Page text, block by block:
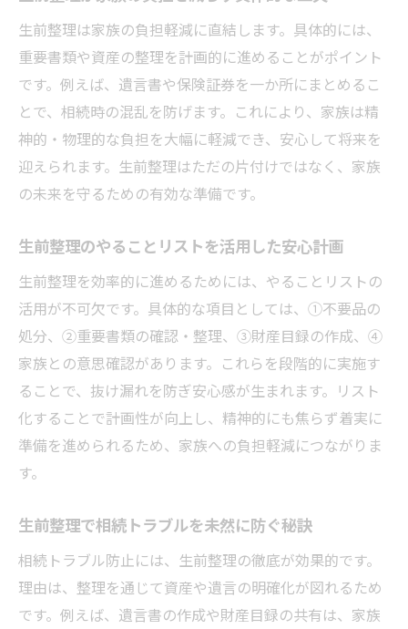
20代から考える生前整理の新常識
20代から始める生前整理が持つ本当の魅力
生前整理は若い世代にも必要な理由とは
早めの生前整理で人生設計を見直すポイン
ト
生前整理のやることリストを若いうちに活
用
生前整理と資産管理を20代から意識する大
生前整理の常識をアップデートする新しい
視点
気持ちが軽くなる生前整理のコツ集
生前整理で心が軽くなる工夫と実践テクニ
ック
生前整理を楽しく進めるポイントを紹介
生前整理で気持ちが前向きになる秘訣
生前整理の進め方を柔軟に調整する方法
生前整理の体験談から学ぶ気持ちの整理法
生前整理は家族の負担軽減に直結します。具体的には、
重要書類や資産の整理を計画的に進めることがポイント
です。例えば、遺言書や保険証券を一か所にまとめるこ
とで、相続時の混乱を防げます。これにより、家族は精
神的・物理的な負担を大幅に軽減でき、安心して将来を
迎えられます。生前整理はただの片付けではなく、家族
の未来を守るための有効な準備です。
生前整理のやることリストを活用した安心計画
生前整理を効率的に進めるためには、やることリストの
活用が不可欠です。具体的な項目としては、①不要品の
処分、②重要書類の確認・整理、③財産目録の作成、④
家族との意思確認があります。これらを段階的に実施す
ることで、抜け漏れを防ぎ安心感が生まれます。リスト
化することで計画性が向上し、精神的にも焦らず着実に
準備を進められるため、家族への負担軽減につながりま
す。
生前整理で相続トラブルを未然に防ぐ秘訣
相続トラブル防止には、生前整理の徹底が効果的です。
理由は、整理を通じて資産や遺言の明確化が図れるため
です。例えば、遺言書の作成や財産目録の共有は、家族